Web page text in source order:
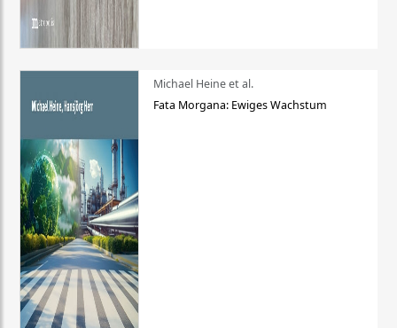
Michael Heine et al.
Fata Morgana: Ewiges Wachstum